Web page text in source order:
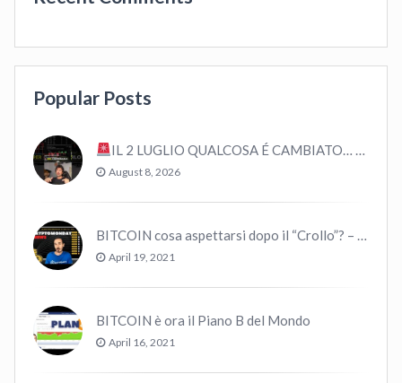
Popular Posts
IL 2 LUGLIO QUALCOSA É CAMBIATO… #bitcoin #crypto #trading
August 8, 2026
BITCOIN cosa aspettarsi dopo il “Crollo”? – CryptoMonday NEWS w16/’21
April 19, 2021
BITCOIN è ora il Piano B del Mondo
April 16, 2021